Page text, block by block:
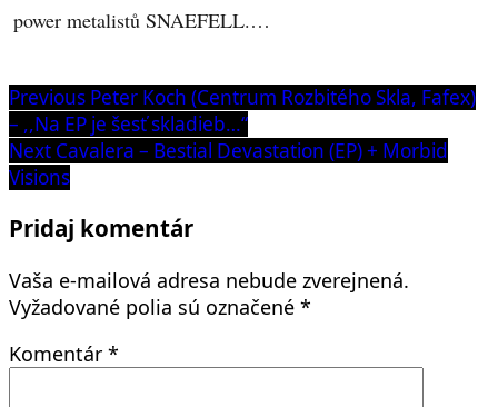
power metalistů SNAEFELL.…
Navigácia
v
článku
Previous Previous
post:
Peter Koch (Centrum Rozbitého Skla, Fafex)
– ,,Na EP je šesť skladieb…“
Next Next
post:
Cavalera – Bestial Devastation (EP) + Morbid
Visions
Pridaj komentár
Vaša e-mailová adresa nebude zverejnená.
Vyžadované polia sú označené *
Komentár *